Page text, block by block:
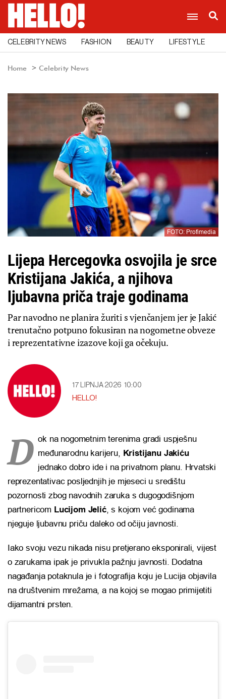
CELEBRITY NEWS FASHION BEAUTY LIFESTYLE
Home Celebrity News
FOTO: Profimedia
Lijepa Hercegovka osvojila je srce
Kristijana Jakića, a njihova
ljubavna priča traje godinama
Par navodno ne planira žuriti s vjenčanjem jer je Jakić
trenutačno potpuno fokusiran na nogometne obveze
i reprezentativne izazove koji ga očekuju.
17 LIPNJA 2026 10:00
HELLO!
D ok na nogometnim terenima gradi uspješnu
međunarodnu karijeru, Kristijanu Jakiću
jednako dobro ide i na privatnom planu. Hrvatski
reprezentativac posljednjih je mjeseci u središtu
pozornosti zbog navodnih zaruka s dugogodišnjom
partnericom Lucijom Jelić, s kojom već godinama
njeguje ljubavnu priču daleko od očiju javnosti.
Iako svoju vezu nikada nisu pretjerano eksponirali, vijest
o zarukama ipak je privukla pažnju javnosti. Dodatna
nagađanja potaknula je i fotografija koju je Lucija objavila
na društvenim mrežama, a na kojoj se mogao primijetiti
dijamantni prsten.